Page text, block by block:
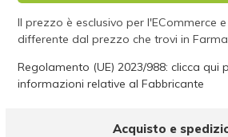
Il prezzo è esclusivo per l'ECommerce
differente dal prezzo che trovi in
Regolamento (UE) 2023/988: clicca qui
informazioni relative al Fabbricante
Acquisto e